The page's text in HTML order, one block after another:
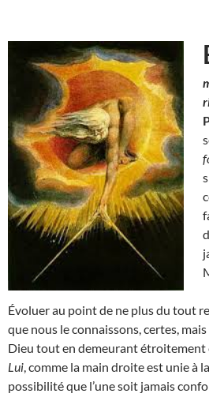
Évoluer au point de ne plus du tout
que nous le connaissons, certes,
Dieu tout en demeurant
Lui , comme la main droite est unie à
possibilité que l’une soit jamais